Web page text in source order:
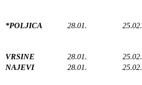
*POLJICA 28.01. 25.02.
VRSINE 28.01. 25.02.
NAJEVI
28.01. 25.02.